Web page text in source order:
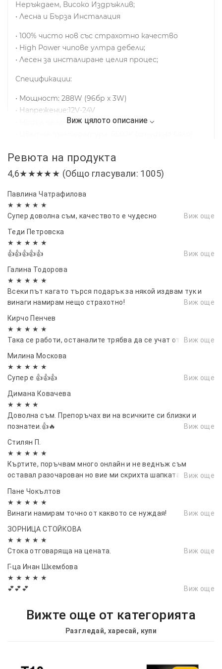
Неръждаем, Високо Издръжлив;
• Лесна и Бърза Инсталация
• 100% чисто нов със страхотно качество
• High Power чипове ултра дебели;
• Лесен за инсталиране целия процес;
Спецификации:
• Мощност: 288W (96бр x 3W)
• Напрежение:12V-24V
• Модел на лъча: Точков
• Материал: Алуминиев корпус
• Живот: 30 000 часа повече
Размери :
• Дължина: 127 см / 50 инча.
• Дълбочина: 55 мм / 2,1 инча.
Ревюта на продукта
4,6★★★★★ (Общо гласували: 1005)
Павлина Чатрафилова
★ ★ ★ ★ ★
Супер доволна съм, качеството е чудесно
Виж още
Теди Петровска
★ ★ ★ ★ ★
👍👍👍👍👍
Виж още
Галина Тодорова
★ ★ ★ ★ ★
Всеки път кагато търся подарък за някой издвам тук и
винаги намирам нещо страхотно!
Виж още
Кирчо Пенчев
★ ★ ★ ★ ★
Така се работи, останалите трябва да се учат от вас.Виж още
Милина Москова
★ ★ ★ ★ ★
Супер е 👍👍👍
Виж още
Димана Ковачева
★ ★ ★ ★
Доволна съм. Препоръчах ви на всичките си близки и
познатеи.👍🔥
Виж още
Стилян П.
★ ★ ★ ★ ★
Къртите, поръчвам много онлайн и не веднъж съм
оставал разочарован но вие ми скрихта шапката поВиж още
Пане Чокълтов
★ ★ ★ ★ ★
Винаги намирам точно от каквото се нуждая!
Виж още
ЗОРНИЦА СТОЙКОВА
★ ★ ★ ★ ★
Стока отговаряща на цената.
Виж още
Г-ца Инан Шкембова
★ ★ ★ ★ ★
💕💕💕
Виж още
Вижте още от категорията
Разгледай, харесай, купи